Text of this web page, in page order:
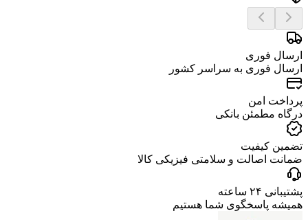
ارسال فوری
ارسال فوری به سراسر کشور
پرداخت امن
درگاه مطمئن بانکی
تضمین کیفیت
ضمانت اصالت و سلامتی فیزیکی کالا
پشتیبانی ۲۴ ساعته
همیشه پاسخگوی شما هستیم